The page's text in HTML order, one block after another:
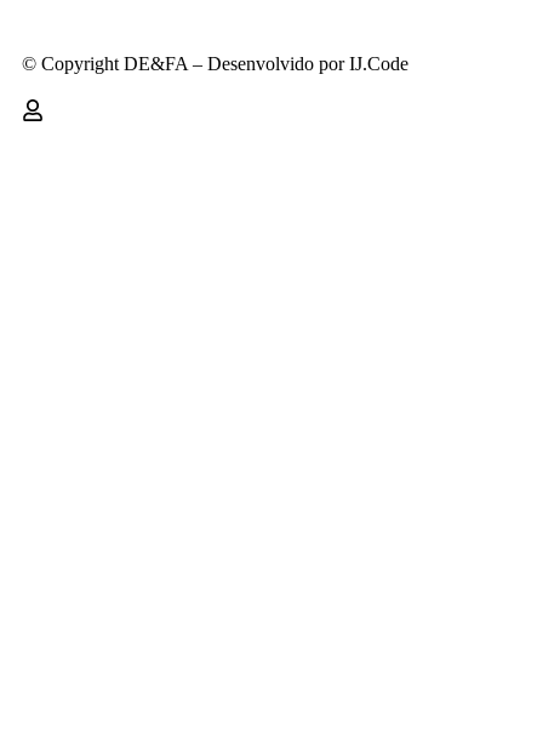
© Copyright DE&FA – Desenvolvido por IJ.Code